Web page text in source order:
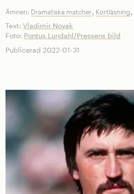
Ämnen: Dramatiska matcher, Kortläsning,
Text:Vladimir Novak
Foto: Pontus Lundahl/Pressens bild
Publicerad 2022-01-31